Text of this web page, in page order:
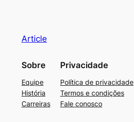
Article
Sobre
Equipe
História
Carreiras
Privacidade
Política de privacidade
Termos e condições
Fale conosco